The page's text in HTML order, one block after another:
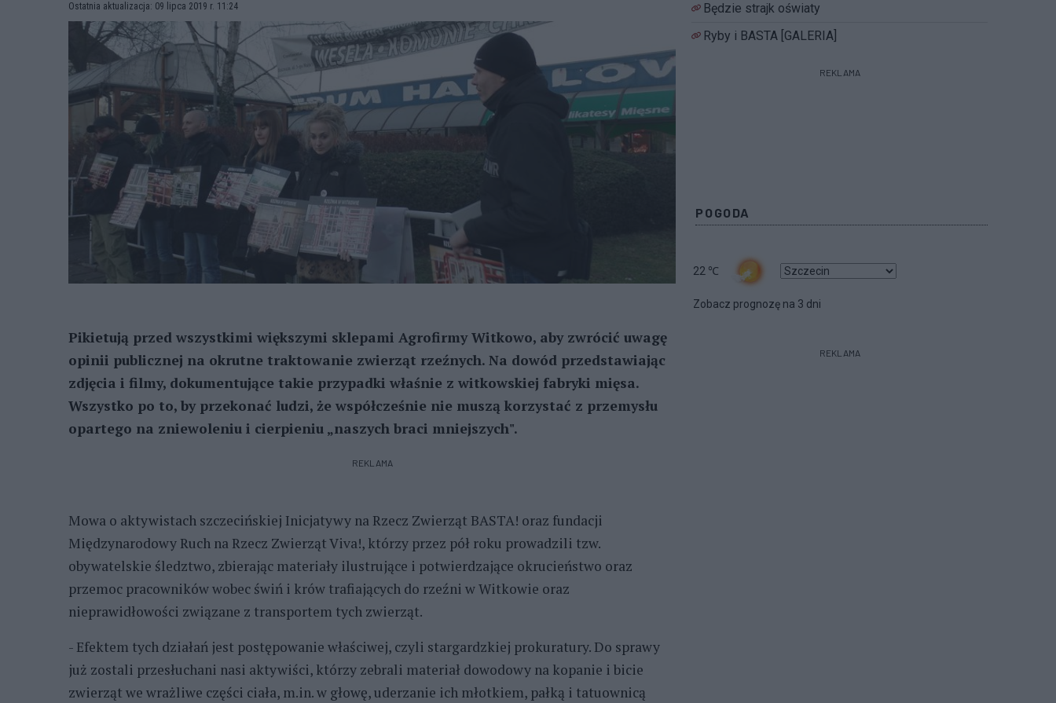
Ostatnia aktualizacja: 09 lipca 2019 r. 11:24
Pikietują przed wszystkimi większymi sklepami Agrofirmy Witkowo, aby zwrócić uwagę
opinii publicznej na okrutne traktowanie zwierząt rzeźnych. Na dowód przedstawiając
zdjęcia i filmy, dokumentujące takie przypadki właśnie z witkowskiej fabryki mięsa.
Wszystko po to, by przekonać ludzi, że współcześnie nie muszą korzystać z przemysłu
opartego na zniewoleniu i cierpieniu „naszych braci mniejszych".
REKLAMA
Mowa o aktywistach szczecińskiej Inicjatywy na Rzecz Zwierząt BASTA! oraz fundacji
Międzynarodowy Ruch na Rzecz Zwierząt Viva!, którzy przez pół roku prowadzili tzw.
obywatelskie śledztwo, zbierając materiały ilustrujące i potwierdzające okrucieństwo oraz
przemoc pracowników wobec świń i krów trafiających do rzeźni w Witkowie oraz
nieprawidłowości związane z transportem tych zwierząt.
- Efektem tych działań jest postępowanie właściwej, czyli stargardzkiej prokuratury. Do sprawy
już zostali przesłuchani nasi aktywiści, którzy zebrali materiał dowodowy na kopanie i bicie
zwierząt we wrażliwe części ciała, m.in. w głowę, uderzanie ich młotkiem, pałką i tatuownicą
Będzie strajk oświaty
Ryby i BASTA [GALERIA]
REKLAMA
POGODA
22 ℃
Zobacz prognozę na 3 dni
REKLAMA